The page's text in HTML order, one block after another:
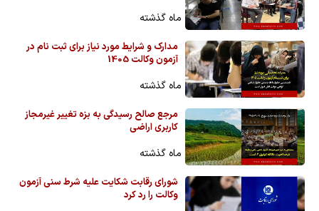
ماه گذشته
مدارک و شرایط مورد نیاز برای ثبت نام در
آزمون وکالت 1405
ماه گذشته
مرجع صالح رسیدگی به بزه تغییر غیرمجاز
کاربری اراضی
ماه گذشته
شورای رقابت شکایت علیه شرط سنی آزمون
وکالت را رد کرد